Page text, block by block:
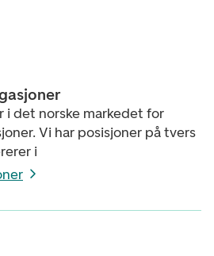
i det norske markedet for
Vi har posisjoner på tvers
i